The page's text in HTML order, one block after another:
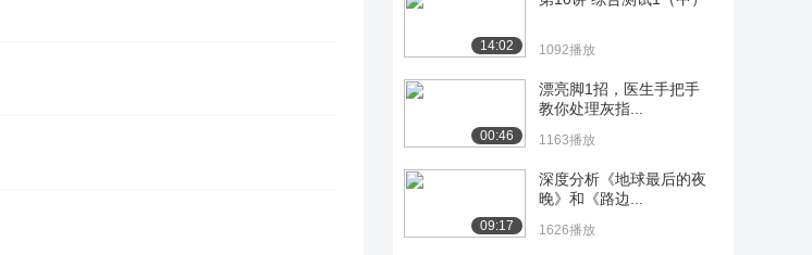
14:02 1092播放
00:46
漂亮脚1招，医生手把手
教你处理灰指...
1163播放
09:17
深度分析《地球最后的夜
晚》和《路边...
1626播放